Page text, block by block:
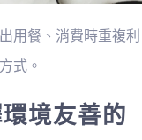
用餐、消費時重複利
式。
境友善的